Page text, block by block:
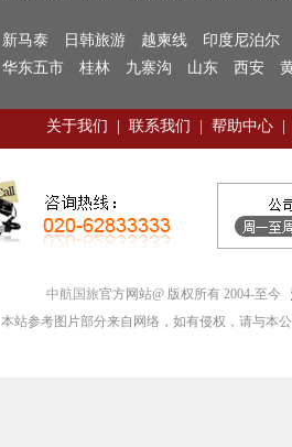
新马泰 日韩旅游 越柬线
印度尼泊尔
华东五市
桂林 九寨沟 山东 西安
关于我们 联系我们 帮助中心
中航国旅官方网站@ 版权所有 2004-至今
本站参考图片部分来自网络，如有侵权，请与本